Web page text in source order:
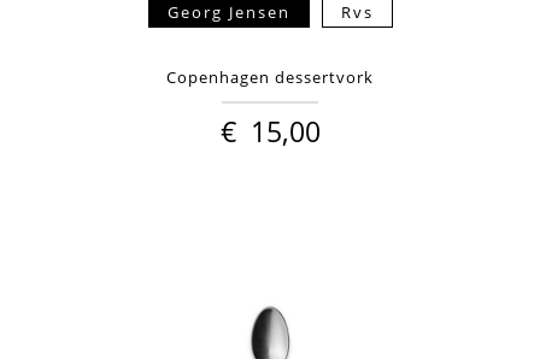
Georg Jensen Rvs
Copenhagen dessertvork
€ 15,00